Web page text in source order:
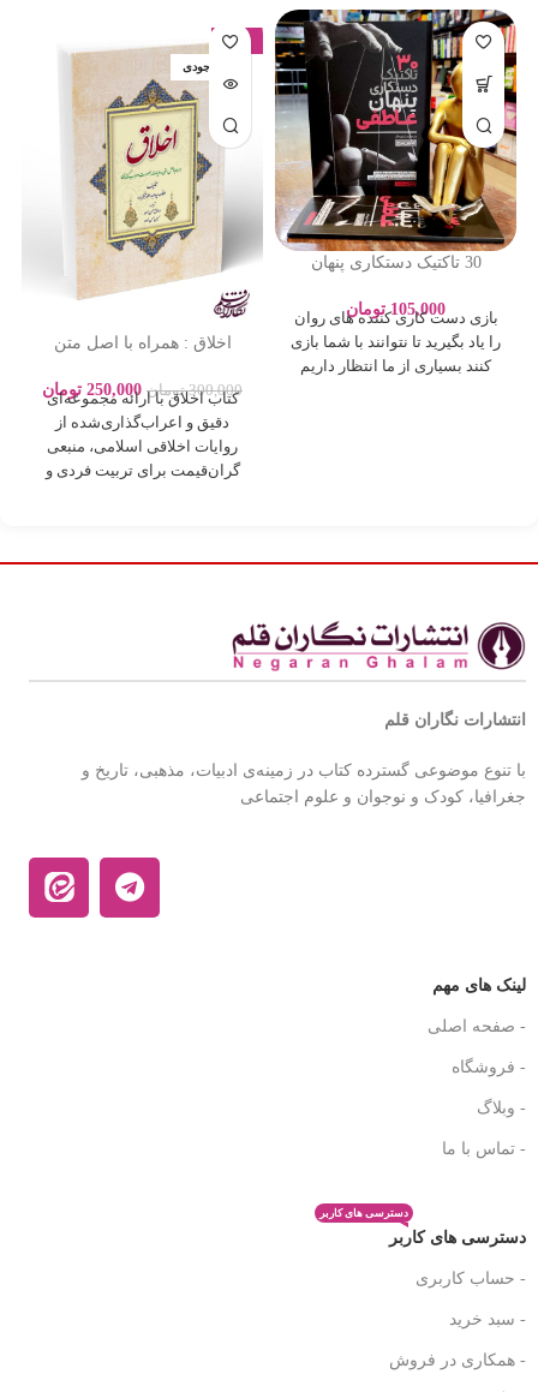
30 تاکتیک دستکاری پنهان
پورباقر – نشر یوشیتا
105,000 تومان
بازی دست کاری کننده های روان
را یاد بگیرید تا نتوانند با شما بازی
کنند بسیاری از ما انتظار داریم
-17%
اتمام موجودی
اخلاق : همراه با اصل متن
300,000 تومان 250,000 تومان
کتاب اخلاق با ارائه مجموعه‌ای
دقیق و اعراب‌گذاری‌شده از
روایات اخلاقی اسلامی، منبعی
گران‌قیمت برای تربیت فردی و
انتشارات نگاران قلم
با تنوع موضوعی گسترده کتاب در زمینه‌ی ادبیات، مذهبی، تاریخ و
جغرافیا، کودک و نوجوان و علوم اجتماعی
لینک های مهم
- صفحه اصلی
- فروشگاه
- وبلاگ
- تماس با ما
دسترسی های کاربر
دسترسی های کاربر
- حساب کاربری
- سبد خرید
- همکاری در فروش